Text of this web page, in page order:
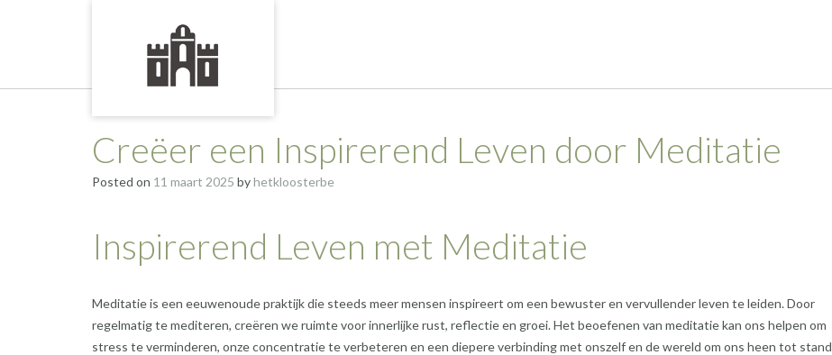
Creëer een Inspirerend Leven door Meditatie
Posted on 11 maart 2025 byhetkloosterbe
Inspirerend Leven met Meditatie
Meditatie is een eeuwenoude praktijk die steeds meer mensen inspireert om een bewuster en vervullender leven te leiden. Door
regelmatig te mediteren, creëren we ruimte voor innerlijke rust, reflectie en groei. Het beoefenen van meditatie kan ons helpen om
stress te verminderen, onze concentratie te verbeteren en een diepere verbinding met onszelf en de wereld om ons heen tot stand